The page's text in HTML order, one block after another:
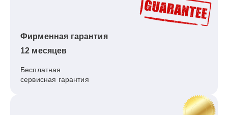
Фирменная гарантия
12 месяцев
Бесплатная
сервисная гарантия